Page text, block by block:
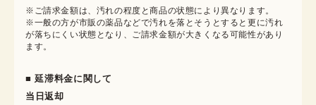
※ご請求金額は、汚れの程度と商品の状態により異なります。
※一般の方が市販の薬品などで汚れを落とそうとすると更に汚れ
が落ちにくい状態となり、ご請求金額が大きくなる可能性があり
ます。
■ 延滞料金に関して
当日返却